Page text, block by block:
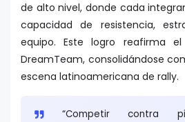
de alto nivel, donde cada
capacidad de resistencia,
equipo. Este logro reafirma el
DreamTeam, consolidándose
escena latinoamericana de rally.
“Competir contra